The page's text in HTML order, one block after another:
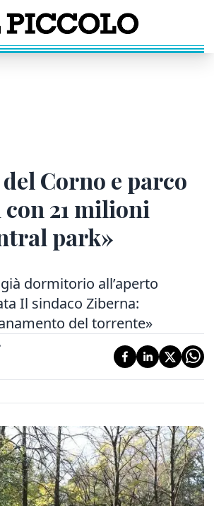
Corno e parco
21 milioni
park»
dormitorio all’aperto
Il sindaco Ziberna:
del torrente»